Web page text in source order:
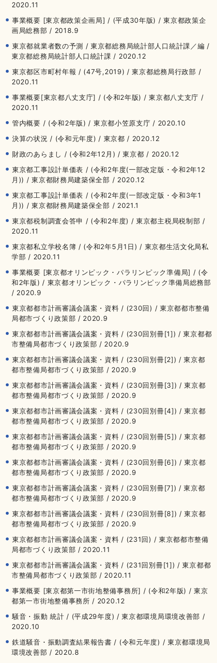
2020.11
事業概要 [東京都政策企画局] / (平成30年版) / 東京都政策企
画局総務部 / 2018.9
東京都就業者数の予測 / 東京都総務局統計部人口統計課／編 /
東京都総務局統計部人口統計課 / 2020.12
東京都区市町村年報 / (47号,2019) / 東京都総務局行政部 /
2020.11
事業概要[東京都八丈支庁] / (令和2年版) / 東京都八丈支庁 /
2020.11
管内概要 / (令和2年版) / 東京都小笠原支庁 / 2020.10
決算の状況 / (令和元年度) / 東京都 / 2020.12
財政のあらまし / (令和2年12月) / 東京都 / 2020.12
東京都工事設計単価表 / (令和2年度(一部改定版・令和2年12
月)) / 東京都財務局建築保全部 / 2020.12
東京都工事設計単価表 / (令和2年度(一部改定版・令和3年1
月)) / 東京都財務局建築保全部 / 2021.1
東京都税制調査会答申 / (令和2年度) / 東京都主税局税制部 /
2020.11
東京都私立学校名簿 / (令和2年5月1日) / 東京都生活文化局私
学部 / 2020.11
事業概要 [東京都オリンピック・パラリンピック準備局] / (令
和2年版) / 東京都オリンピック・パラリンピック準備局総務部
/ 2020.9
東京都都市計画審議会議案・資料 / (230回) / 東京都都市整備
局都市づくり政策部 / 2020.9
東京都都市計画審議会議案・資料 / (230回別冊[1]) / 東京都都
市整備局都市づくり政策部 / 2020.9
東京都都市計画審議会議案・資料 / (230回別冊[2]) / 東京都
都市整備局都市づくり政策部 / 2020.9
東京都都市計画審議会議案・資料 / (230回別冊[3]) / 東京都
都市整備局都市づくり政策部 / 2020.9
東京都都市計画審議会議案・資料 / (230回別冊[4]) / 東京都
都市整備局都市づくり政策部 / 2020.9
東京都都市計画審議会議案・資料 / (230回別冊[5]) / 東京都
都市整備局都市づくり政策部 / 2020.9
東京都都市計画審議会議案・資料 / (230回別冊[6]) / 東京都
都市整備局都市づくり政策部 / 2020.9
東京都都市計画審議会議案・資料 / (230回別冊[7]) / 東京都
都市整備局都市づくり政策部 / 2020.9
東京都都市計画審議会議案・資料 / (230回別冊[8]) / 東京都
都市整備局都市づくり政策部 / 2020.9
東京都都市計画審議会議案・資料 / (231回) / 東京都都市整備
局都市づくり政策部 / 2020.11
東京都都市計画審議会議案・資料 / (231回別冊[1]) / 東京都都
市整備局都市づくり政策部 / 2020.11
事業概要 [東京都第一市街地整備事務所] / (令和2年版) / 東京
都第一市街地整備事務所 / 2020.12
騒音・振動 統計 / (平成29年度) / 東京都環境局環境改善部 /
2020.10
鉄道騒音・振動調査結果報告書 / (令和元年度) / 東京都環境局
環境改善部 / 2020.8